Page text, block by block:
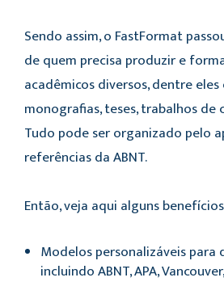
Sendo assim, o FastFormat
de quem precisa produzir e
acadêmicos diversos, dentre
monografias, teses, trabalhos de
Tudo pode ser organizado pelo
referências da ABNT.
Então, veja aqui alguns
Modelos personalizáveis para
incluindo ABNT, APA,